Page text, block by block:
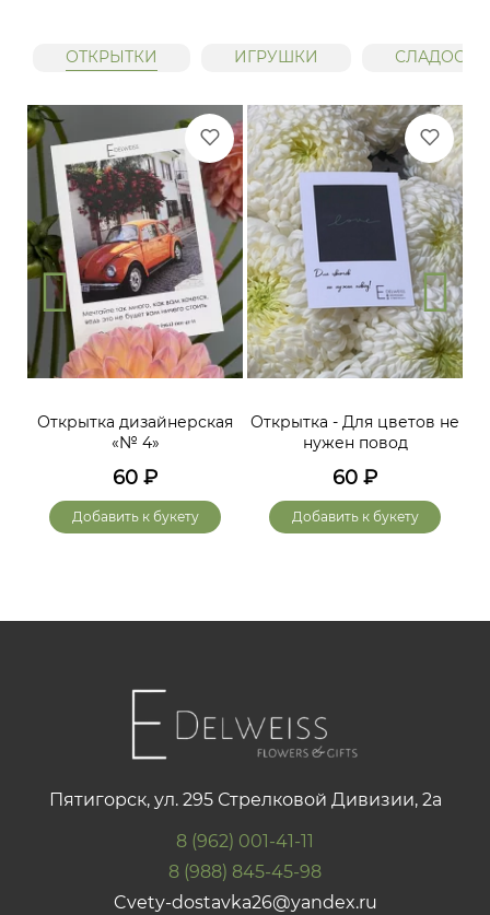
ОТКРЫТКИ ИГРУШКИ СЛАДОСТИ
Открытка дизайнерская
«№ 4»
60 ₽
Добавить к букету
Открытка - Для цветов не
нужен повод
60 ₽
Добавить к букету
Пятигорск, ул. 295 Стрелковой Дивизии, 2а
8 (962) 001-41-11
8 (988) 845-45-98
Cvety-dostavka26@yandex.ru